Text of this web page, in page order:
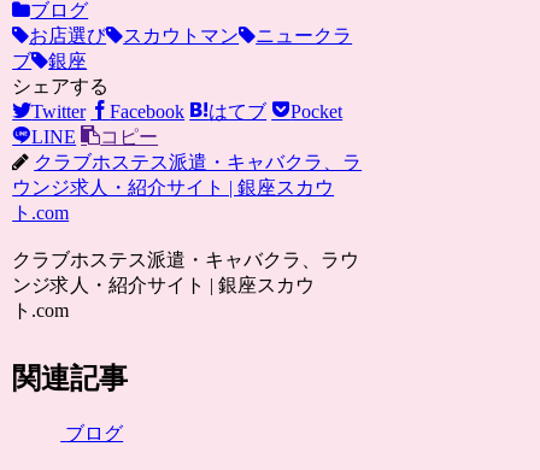
ブログ
お店選び
スカウトマン
ニュークラ
ブ
銀座
シェアする
Twitter
Facebook はてブ
Pocket
LINE
コピー
クラブホステス派遣・キャバクラ、ラ
ウンジ求人・紹介サイト | 銀座スカウ
ト.com
クラブホステス派遣・キャバクラ、ラウ
ンジ求人・紹介サイト | 銀座スカウ
ト.com
関連記事
ブログ